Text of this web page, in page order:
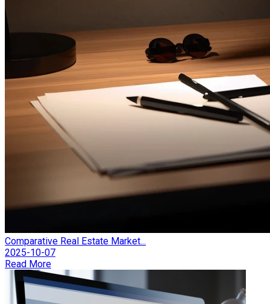
Comparative Real Estate Market...
2025-10-07
Read More